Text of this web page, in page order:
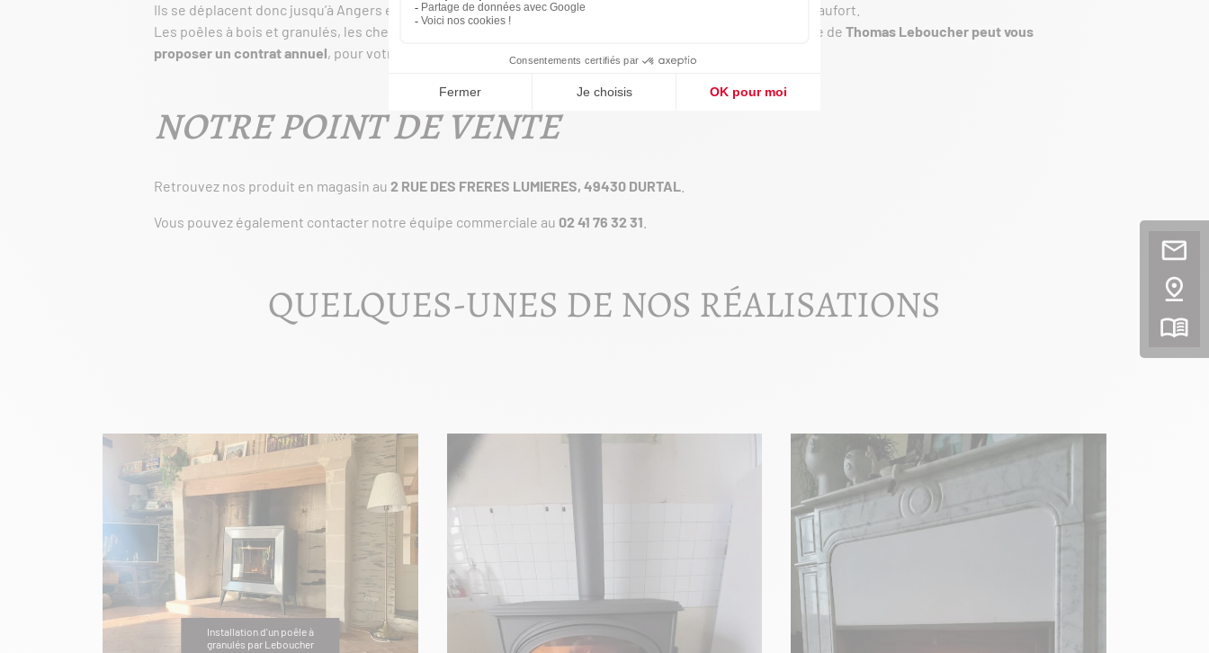
Ils se déplacent donc jusqu’à Angers et sa région, La Flèche, la Suze-sur-Sarthe ou encore Ecouflant et Beaufort.
Les poêles à bois et granulés, les cheminées et foyers ou inserts demandant un entretien régulier, l’équipe de Thomas Leboucher peut vous
proposer un contrat annuel, pour votre tranquillité et votre confort.
NOTRE POINT DE VENTE
Retrouvez nos produit en magasin au 2 RUE DES FRERES LUMIERES, 49430 DURTAL
Vous pouvez également contacter notre équipe commerciale au 02 41 76 32 31
QUELQUES-UNES DE NOS RÉALISATIONS
Installation d'un poêle à
granulés par Leboucher